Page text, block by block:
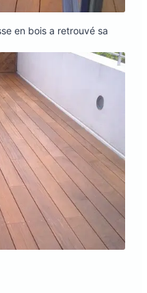
en bois a retrouvé sa